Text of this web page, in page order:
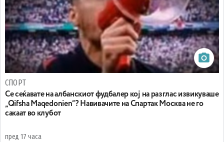
СПОРТ
Се сеќавате на албанскиот фудбалер кој на разглас извикуваше
„Qifsha Maqedonien“? Навивачите на Спартак Москва не го
сакаат во клубот
пред 17 часа